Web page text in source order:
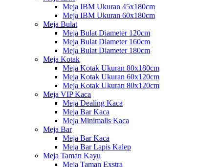
Meja IBM Ukuran 45x180cm
Meja IBM Ukuran 60x180cm
Meja Bulat
Meja Bulat Diameter 120cm
Meja Bulat Diameter 160cm
Meja Bulat Diameter 180cm
Meja Kotak
Meja Kotak Ukuran 80x180cm
Meja Kotak Ukuran 60x120cm
Meja Kotak Ukuran 80x120cm
Meja VIP Kaca
Meja Dealing Kaca
Meja Bar Kaca
Meja Minimalis Kaca
Meja Bar
Meja Bar Kaca
Meja Bar Lapis Kalep
Meja Taman Kayu
Meja Taman Exstra